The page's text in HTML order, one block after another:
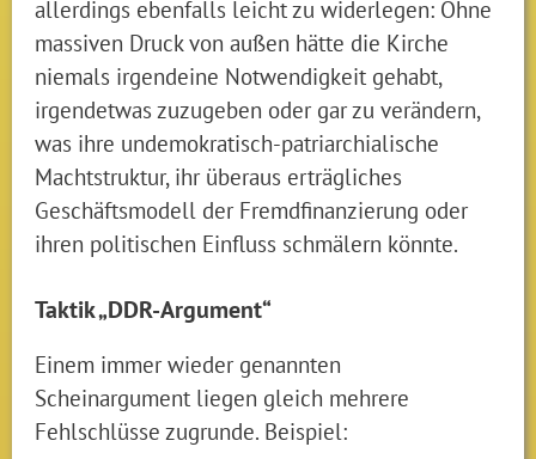
allerdings ebenfalls leicht zu widerlegen: Ohne
massiven Druck von außen hätte die Kirche
niemals irgendeine Notwendigkeit gehabt,
irgendetwas zuzugeben oder gar zu verändern,
was ihre undemokratisch-patriarchialische
Machtstruktur, ihr überaus erträgliches
Geschäftsmodell der Fremdfinanzierung oder
ihren politischen Einfluss schmälern könnte.
Taktik „DDR-Argument“
Einem immer wieder genannten
Scheinargument liegen gleich mehrere
Fehlschlüsse zugrunde. Beispiel: